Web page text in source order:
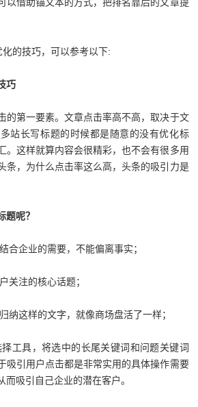
的技巧，可以参考以下:
巧
第一要素。文章点击率高不高，取决于文
站长写标题的时候都是随意的没有优化标
。这样就算内容会很精彩，也不会有很多用
条，为什么点击率这么高，头条的吸引力是
题呢？
企业的需要，不能偏离事实；
注的核心话题；
这样的文字，就像商场盘活了一样；
具，将选中的长尾关键词和问题关键词
吸引用户点击都是非常实用的具体操作需要
吸引自己企业的潜在客户。